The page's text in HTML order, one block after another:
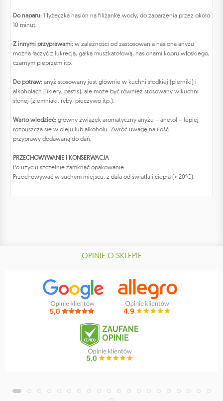
Do naparu: 1 łyżeczka nasion na filiżankę wody, do zaparzenia przez około
10 minut.
Z innymi przyprawami: w zależności od zastosowania nasiona anyżu
można łączyć z lukrecją, gałką muszkatołową, nasionami kopru włoskiego,
czarnym pieprzem itp.
Do potraw: anyż stosowany jest głównie w kuchni słodkiej (pierniki) i
alkoholach (likiery, pastis), ale może być również stosowany w kuchni
słonej (ziemniaki, ryby, pieczywo itp.).
Warto wiedzieć: główny związek aromatyczny anyżu – anetol – lepiej
rozpuszcza się w oleju lub alkoholu. Zwróć uwagę na ilość
przyprawy dodawaną do dań.
PRZECHOWYWANIE I KONSERWACJA
Po użyciu szczelnie zamknąć opakowanie.
Przechowywać w suchym miejscu, z dala od światła i ciepła (< 20°C).
OPINIE O SKLEPIE